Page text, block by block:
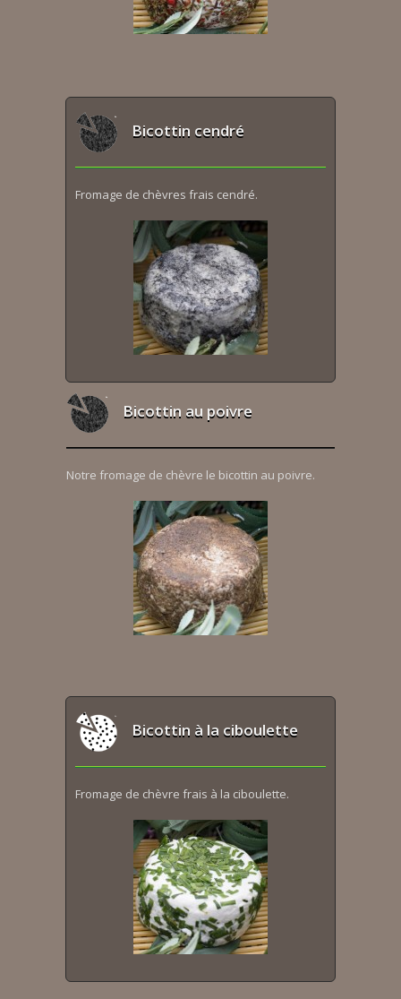
Bicottin cendré
Fromage de chèvres frais cendré.
Bicottin au poivre
Notre fromage de chèvre le bicottin au poivre.
Bicottin à la ciboulette
Fromage de chèvre frais à la ciboulette.